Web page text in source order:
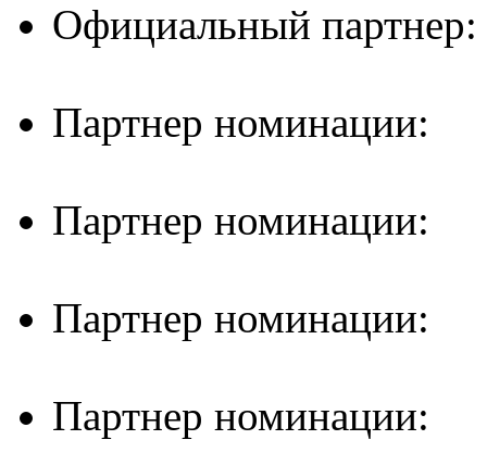
Официальный партнер:
Партнер номинации:
Партнер номинации:
Партнер номинации:
Партнер номинации: